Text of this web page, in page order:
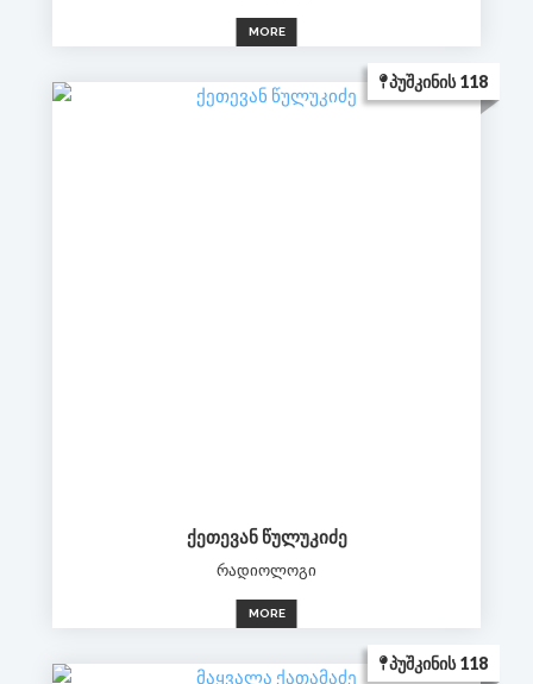
MORE
ᲞᲣᲨᲙᲘᲜᲘᲡ 118
ᲥᲔᲗᲔᲕᲐᲜ ᲬᲣᲚᲣᲙᲘᲫᲔ
რადიოლოგი
MORE
ᲞᲣᲨᲙᲘᲜᲘᲡ 118